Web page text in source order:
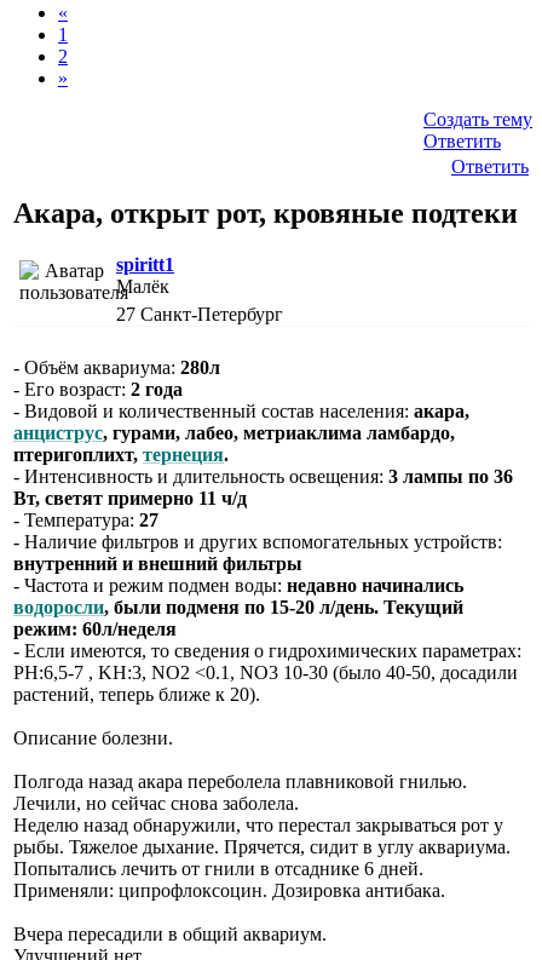
«
1
2
»
Создать тему
Ответить
Ответить
Акара, открыт рот, кровяные подтеки
spiritt1
Малёк
27 Санкт-Петербург
- Объём аквариума: 280л
- Его возраст: 2 года
- Видовой и количественный состав населения: акара,
анциструс, гурами, лабео, метриаклима ламбардо,
птеригоплихт, тернеция.
- Интенсивность и длительность освещения: 3 лампы по 36
Вт, светят примерно 11 ч/д
- Температура: 27
- Наличие фильтров и других вспомогательных устройств:
внутренний и внешний фильтры
- Частота и режим подмен воды: недавно начинались
водоросли, были подменя по 15-20 л/день. Текущий
режим: 60л/неделя
- Если имеются, то сведения о гидрохимических параметрах:
PH:6,5-7 , KH:3, NO2 <‌0.1, NO3 10-30 (было 40-50, досадили
растений, теперь ближе к 20).
Описание болезни.
Полгода назад акара переболела плавниковой гнилью.
Лечили, но сейчас снова заболела.
Неделю назад обнаружили, что перестал закрываться рот у
рыбы. Тяжелое дыхание. Прячется, сидит в углу аквариума.
Попытались лечить от гнили в отсаднике 6 дней.
Применяли: ципрофлоксоцин. Дозировка антибака.
Вчера пересадили в общий аквариум.
Улучшений нет.